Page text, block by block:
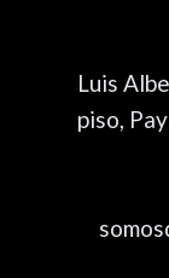
Luis
piso,